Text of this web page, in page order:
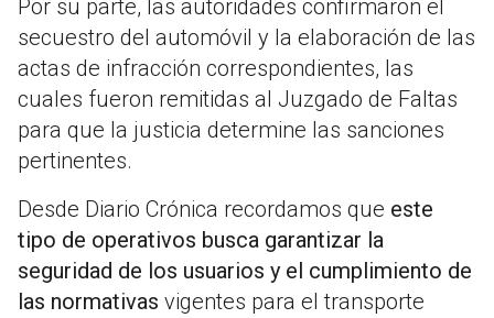
Por su parte, las autoridades confirmaron el
secuestro del automóvil y la elaboración de las
actas de infracción correspondientes, las
cuales fueron remitidas al Juzgado de Faltas
para que la justicia determine las sanciones
pertinentes.
Desde Diario Crónica recordamos que este
tipo de operativos busca garantizar la
seguridad de los usuarios y el cumplimiento de
las normativas vigentes para el transporte